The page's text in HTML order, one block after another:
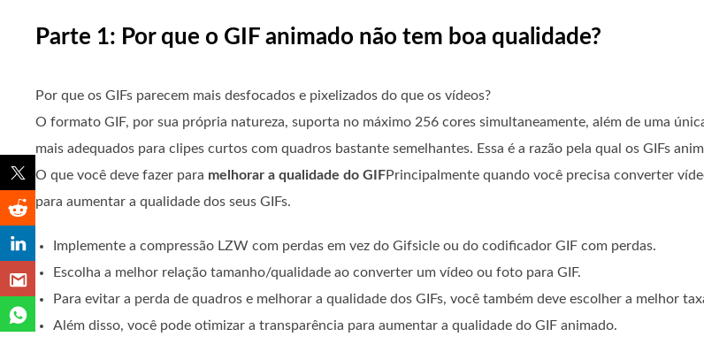
Parte 1: Por que o GIF animado não tem boa qualidade?
Por que os GIFs parecem mais desfocados e pixelizados do que os vídeos?
O formato GIF, por sua própria natureza, suporta no máximo 256 cores simultaneamente, além de uma
mais adequados para clipes curtos com quadros bastante semelhantes. Essa é a razão pela qual os GIFs
O que você deve fazer para melhorar a qualidade do GIFPrincipalmente quando você precisa converter
para aumentar a qualidade dos seus GIFs.
Implemente a compressão LZW com perdas em vez do Gifsicle ou do codificador GIF com perdas.
Escolha a melhor relação tamanho/qualidade ao converter um vídeo ou foto para GIF.
Para evitar a perda de quadros e melhorar a qualidade dos GIFs, você também deve escolher a melhor
Além disso, você pode otimizar a transparência para aumentar a qualidade do GIF animado.